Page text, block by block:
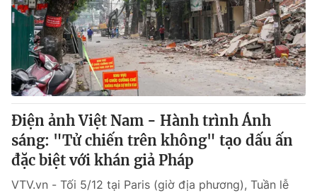
Điện ảnh Việt Nam - Hành trình Ánh
sáng: "Tử chiến trên không" tạo dấu ấn
đặc biệt với khán giả Pháp
VTV.vn - Tối 5/12 tại Paris (giờ địa phương), Tuần lễ